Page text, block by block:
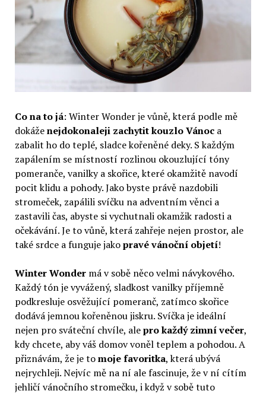
Co na to já: Winter Wonder je vůně, která podle mě
dokáženejdokonaleji zachytit kouzlo Vánoca
zabalit ho do teplé, sladce kořeněné deky. S každým
zapálením se místností rozlinou okouzlující tóny
pomeranče, vanilky a skořice, které okamžitě navodí
pocit klidu a pohody. Jako byste právě nazdobili
stromeček, zapálili svíčku na adventním věnci a
zastavili čas, abyste si vychutnali okamžik radosti a
očekávání. Je to vůně, která zahřeje nejen prostor, ale
také srdce a funguje jakopravé vánoční objetí!
Winter Wondermá v sobě něco velmi návykového.
Každý tón je vyvážený, sladkost vanilky příjemně
podkresluje osvěžující pomeranč, zatímco skořice
dodává jemnou kořeněnou jiskru. Svíčka je ideální
nejen pro sváteční chvíle, alepro každý zimní večer,
kdy chcete, aby váš domov voněl teplem a pohodou. A
přiznávám, že je tomoje favoritka, která ubývá
nejrychleji. Nejvíc mě na ní ale fascinuje, že v ní cítím
jehličí vánočního stromečku, i když v sobě tuto